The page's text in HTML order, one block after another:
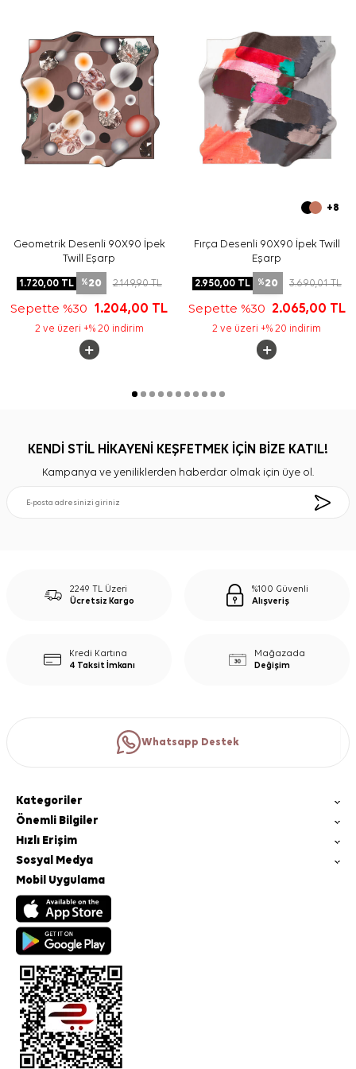
Yıkama ve bakım için ürün etiketindeki talimatları
izleyiniz. İpek ve hassas eşarpların elde hassas
bakımındaAker İpek Eşarp Şampuanı tercih edebilirsiniz.
Sıkça Sorulan Sorular
Siyah İpek Kare Çizgili Eşarp hangi materyalden
üretilmiştir?
Bu eşarbın ölçüsü nedir?
Deseni nasıl görünür?
Günlük kullanım için uygun mudur?
Geometrik Desenli 90X90 İpek
Twill Eşarp
1.720,00TL %20 2.149,90TL
Sepette %30 1.204,00 TL
2 ve üzeri +% 20 indirim
+8
Fırça Desenli 90X90 İpek Twill
Eşarp
2.950,00TL %20 3.690,01TL
Sepette %30 2.065,00 TL
2 ve üzeri +% 20 indirim
KENDİ STİL HİKAYENİ KEŞFETMEK İÇİN BİZE KATIL!
Kampanya ve yeniliklerden haberdar olmak için üye ol.
2249 TL Üzeri
Ücretsiz Kargo
%100 Güvenli
Alışveriş
Kredi Kartına
4 Taksit İmkanı
Mağazada
Değişim
Whatsapp Destek
Kategoriler
Önemli Bilgiler
Hızlı Erişim
Sosyal Medya
Mobil Uygulama